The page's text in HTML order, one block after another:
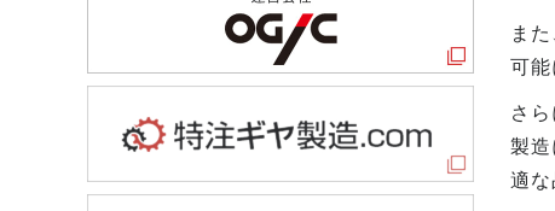
ま
可能
さ
製
適な